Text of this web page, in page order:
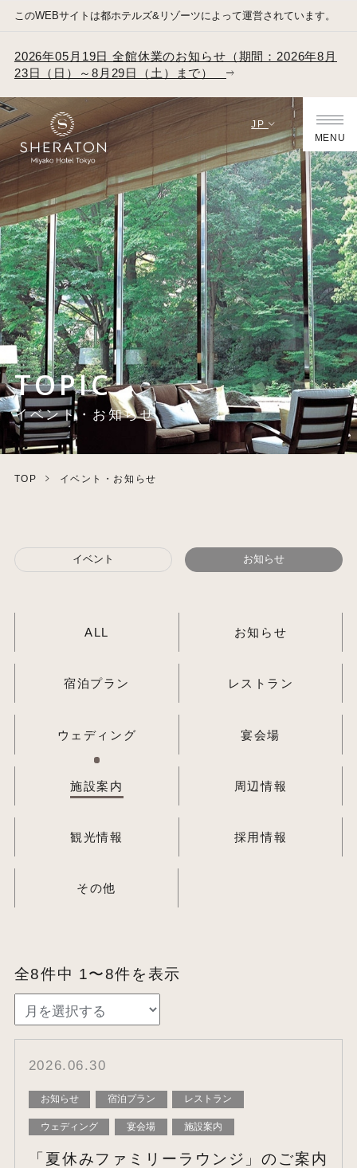
JP
MENU
TOPIC
イベント・お知らせ
このWEBサイトは都ホテルズ&リゾーツによって運営されています。
2026年05月19日 全館休業のお知らせ（期間：2026年8月
23日（日）～8月29日（土）まで）
TOP イベント・お知らせ
イベント お知らせ
ALL お知らせ
宿泊プラン レストラン
ウェディング 宴会場
施設案内 周辺情報
観光情報 採用情報
その他
全8件中 1〜8件を表示
2026.06.30
お知らせ 宿泊プラン レストラン
ウェディング 宴会場 施設案内
「夏休みファミリーラウンジ」のご案内